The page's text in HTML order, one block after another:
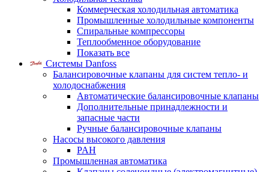
Коммерческая холодильная автоматика
Промышленные холодильные компоненты
Спиральные компрессоры
Теплообменное оборудование
Показать все
Системы Danfoss
Балансировочные клапаны для систем тепло- и
холодоснабжения
Автоматические балансировочные клапаны
Дополнительные принадлежности и
запасные части
Ручные балансировочные клапаны
Насосы высокого давления
PAH
Промышленная автоматика